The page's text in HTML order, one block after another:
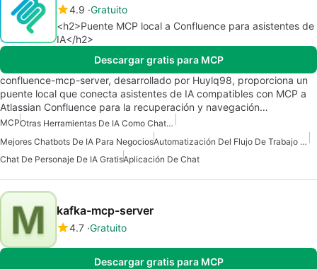
4.9 Gratuito
<h2>Puente MCP local a Confluence para asistentes de
IA</h2>
Descargar gratis para MCP
confluence-mcp-server, desarrollado por Huylq98, proporciona un
puente local que conecta asistentes de IA compatibles con MCP a
Atlassian Confluence para la recuperación y navegación…
MCP
Otras Herramientas De IA Como Chatgpt
Mejores Chatbots De IA Para Negocios
Automatización Del Flujo De Trabajo Del Servidor Mcp
Chat De Personaje De IA GratisAplicación De Chat
kafka-mcp-server
4.7 Gratuito
Descargar gratis para MCP